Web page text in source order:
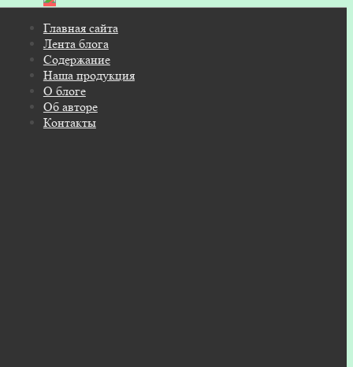
Главная сайта
Лента блога
Содержание
Наша продукция
О блоге
Об авторе
Контакты